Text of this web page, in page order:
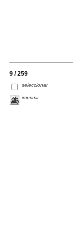
9 / 259
seleccionar
imprimir